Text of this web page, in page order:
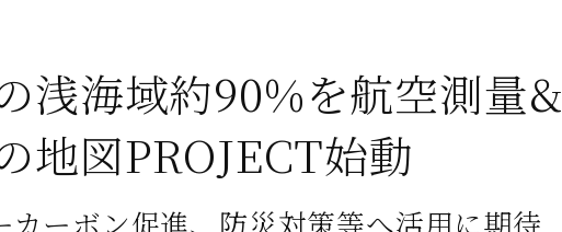
浅海域約90%を航空測量&
地図PROJECT始動
カーボン促進、防災対策等へ活用に期待